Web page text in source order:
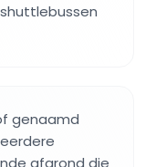
genaamd
afgrond die